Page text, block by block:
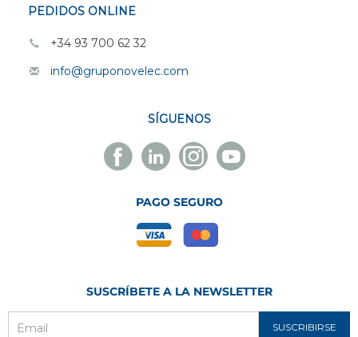
PEDIDOS ONLINE
+34 93 700 62 32
info@gruponovelec.com
SÍGUENOS
Facebook
Novelec
Linkedin
Novelec
Instagram
Novelec
Youtube
Novelec
PAGO SEGURO
SUSCRÍBETE A LA NEWSLETTER
SUSCRIBIRSE